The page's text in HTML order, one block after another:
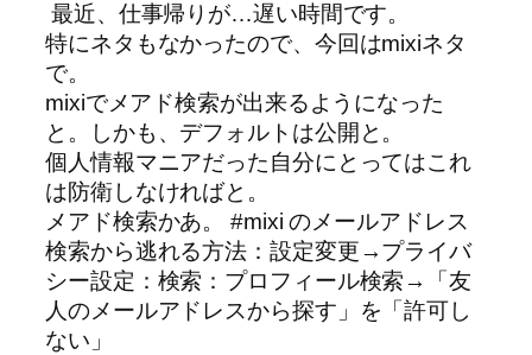
最近、仕事帰りが…遅い時間です。
特にネタもなかったので、今回はmixiネタ
で。
mixiでメアド検索が出来るようになった
と。しかも、デフォルトは公開と。
個人情報マニアだった自分にとってはこれ
は防衛しなければと。
メアド検索かあ。 #mixi のメールアドレス
検索から逃れる方法：設定変更→プライバ
シー設定：検索：プロフィール検索→「友
人のメールアドレスから探す」を「許可し
ない」